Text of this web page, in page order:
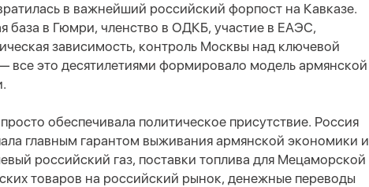
в важнейший российский форпост на Кавказе.
база в Гюмри, членство в ОДКБ, участие в ЕАЭС,
зависимость, контроль Москвы над ключевой
все это десятилетиями формировало модель армянской
обеспечивала политическое присутствие. Россия
главным гарантом выживания армянской экономики и
российский газ, поставки топлива для Мецаморской
товаров на российский рынок, денежные переводы